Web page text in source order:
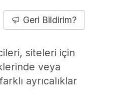
Geri Bildirim?
siteleri için
veya
ayrıcalıklar